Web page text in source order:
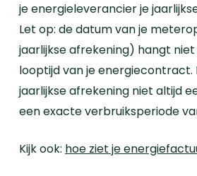
je energieleverancier je
Let op: de datum van je
jaarlijkse afrekening) hangt
looptijd van je energiecontract.
jaarlijkse afrekening niet altijd
een exacte verbruiksperiode
Kijkook: hoe ziet je